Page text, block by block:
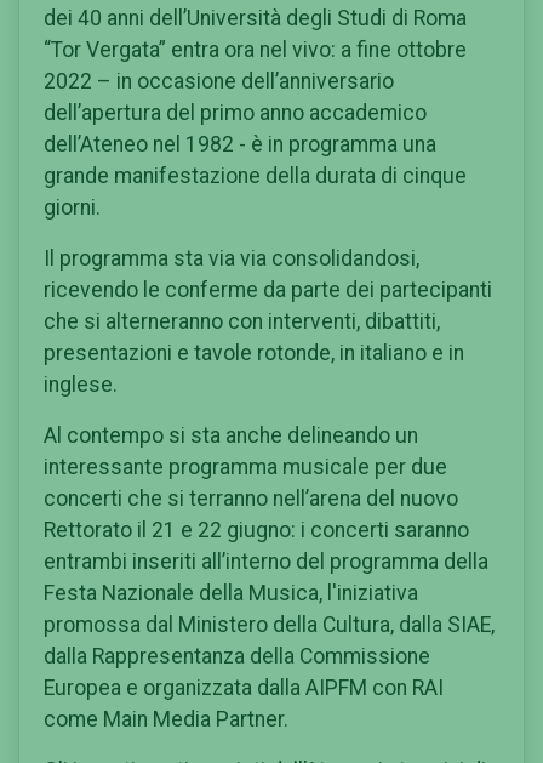
dei 40 anni dell’Università degli Studi di Roma
“Tor Vergata” entra ora nel vivo: a fine ottobre
2022 – in occasione dell’anniversario
dell’apertura del primo anno accademico
dell’Ateneo nel 1982 - è in programma una
grande manifestazione della durata di cinque
giorni.
Il programma sta via via consolidandosi,
ricevendo le conferme da parte dei partecipanti
che si alterneranno con interventi, dibattiti,
presentazioni e tavole rotonde, in italiano e in
inglese.
Al contempo si sta anche delineando un
interessante programma musicale per due
concerti che si terranno nell’arena del nuovo
Rettorato il 21 e 22 giugno: i concerti saranno
entrambi inseriti all’interno del programma della
Festa Nazionale della Musica, l'iniziativa
promossa dal Ministero della Cultura, dalla SIAE,
dalla Rappresentanza della Commissione
Europea e organizzata dalla AIPFM con RAI
come Main Media Partner.